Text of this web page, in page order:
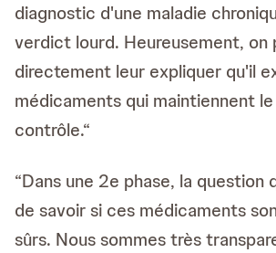
diagnostic d'une maladie
verdict lourd. Heureusement, on
directement leur expliquer qu'il
médicaments qui maintiennent
contrôle.“
“Dans une 2e phase, la question
de savoir si ces médicaments
sûrs. Nous sommes très